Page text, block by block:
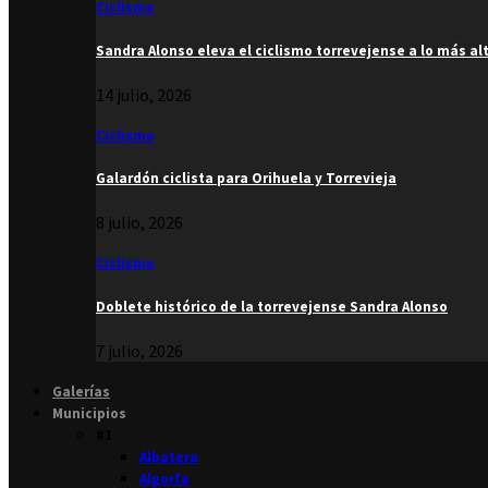
Ciclismo
Sandra Alonso eleva el ciclismo torrevejense a lo más
14 julio, 2026
Ciclismo
Galardón ciclista para Orihuela y Torrevieja
8 julio, 2026
Ciclismo
Doblete histórico de la torrevejense Sandra Alonso
7 julio, 2026
Galerías
Municipios
Albatera
Algorfa